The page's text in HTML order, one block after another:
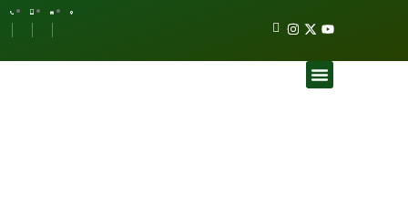
Skip
to
I
n
I
n
t
X
-
w
t
Y
o
u
b
Menu